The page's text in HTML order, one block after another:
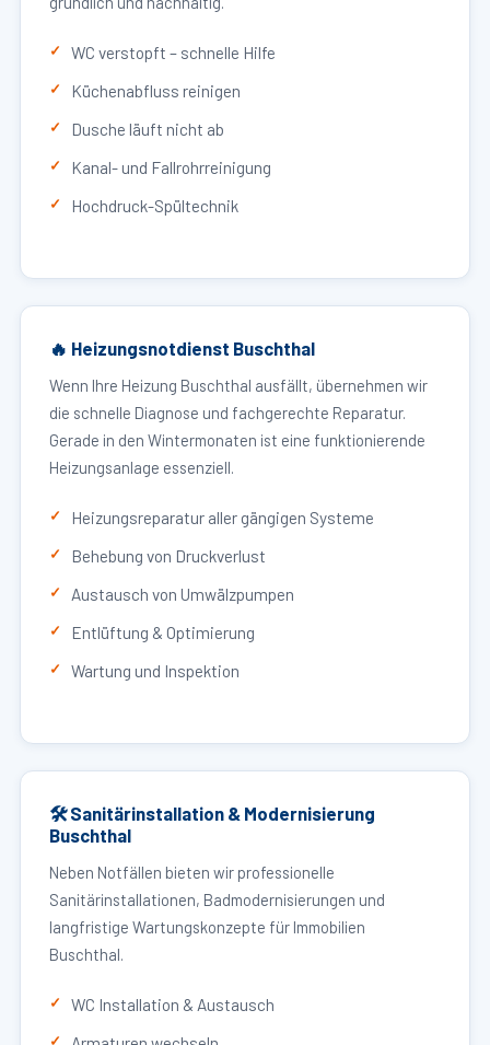
WC verstopft – schnelle Hilfe
Küchenabfluss reinigen
Dusche läuft nicht ab
Kanal- und Fallrohrreinigung
Hochdruck-Spültechnik
🔥 Heizungsnotdienst Buschthal
Wenn Ihre Heizung Buschthal ausfällt, übernehmen wir
die schnelle Diagnose und fachgerechte Reparatur.
Gerade in den Wintermonaten ist eine funktionierende
Heizungsanlage essenziell.
Heizungsreparatur aller gängigen Systeme
Behebung von Druckverlust
Austausch von Umwälzpumpen
Entlüftung & Optimierung
Wartung und Inspektion
🛠 Sanitärinstallation & Modernisierung
Buschthal
Neben Notfällen bieten wir professionelle
Sanitärinstallationen, Badmodernisierungen und
langfristige Wartungskonzepte für Immobilien
Buschthal.
WC Installation & Austausch